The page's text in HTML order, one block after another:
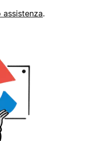
assistenza.